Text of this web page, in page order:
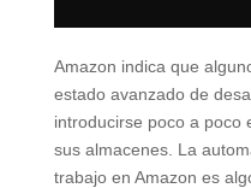
Amazon indica que
estado avanzado de
introducirse poco a poco
sus almacenes. La
trabajo en Amazon es